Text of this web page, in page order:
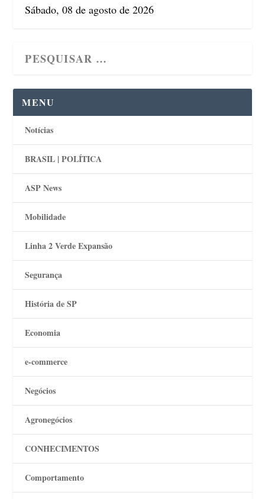
Sábado, 08 de agosto de 2026
MENU
Notícias
BRASIL | POLÍTICA
ASP News
Mobilidade
Linha 2 Verde Expansão
Segurança
História de SP
Economia
e-commerce
Negócios
Agronegócios
CONHECIMENTOS
Comportamento